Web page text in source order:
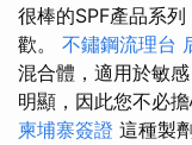
很棒的SPF產品系
歡。 不鏽鋼流理台
混合體，適用於敏
明顯，因此您不必
柬埔寨簽證 這種製